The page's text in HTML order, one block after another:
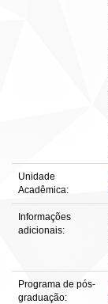
Unidade
Acadêmica:
Informações
adicionais:
Programa de pós-
graduação: